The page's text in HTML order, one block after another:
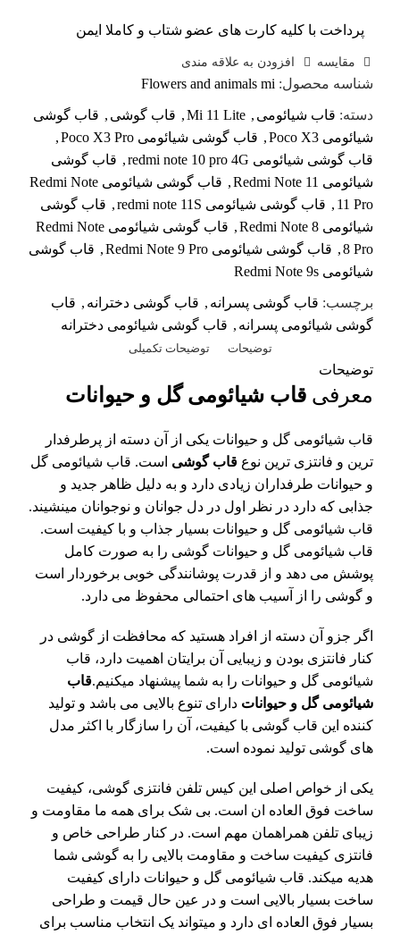
پرداخت با کلیه کارت های عضو شتاب و کاملا ایمن
مقايسه افزودن به علاقه مندی
شناسه محصول: Flowers and animals mi
دسته: قاب شیائومی ,
Mi 11 Lite
, قاب گوشی , قاب گوشی
شیائومی Poco X3
, قاب گوشی شیائومی Poco X3 Pro
,
قاب گوشی شیائومی redmi note 10 pro 4G
, قاب گوشی
شیائومی Redmi Note 11
,
قاب گوشی شیائومی Redmi Note
11 Pro
, قاب گوشی شیائومی redmi note 11S , قاب گوشی
شیائومی Redmi Note 8
,
قاب گوشی شیائومی Redmi Note
8 Pro
, قاب گوشی شیائومی Redmi Note 9 Pro , قاب گوشی
شیائومی Redmi Note 9s
برچسب: قاب گوشی پسرانه , قاب گوشی دخترانه , قاب
گوشی شیائومی پسرانه , قاب گوشی شیائومی دخترانه
توضیحات توضیحات تکمیلی
توضیحات
معرفی قاب شیائومی گل و حیوانات
قاب شیائومی گل و حیوانات یکی از آن دسته از پرطرفدار
ترین و فانتزی ترین نوع قاب گوشی است. قاب شیائومی گل
و حیوانات طرفداران زیادی دارد و به دلیل ظاهر جدید و
جذابی که دارد در نظر اول در دل جوانان و نوجوانان مینشیند.
قاب شیائومی گل و حیوانات بسیار جذاب و با کیفیت است.
قاب شیائومی گل و حیوانات گوشی را به صورت کامل
پوشش می دهد و از قدرت پوشانندگی خوبی برخوردار است
و گوشی را از آسیب های احتمالی محفوظ می دارد.
اگر جزو آن دسته از افراد هستید که محافظت از گوشی در
کنار فانتزی بودن و زیبایی آن برایتان اهمیت دارد، قاب
شیائومی گل و حیوانات را به شما پیشنهاد میکنیم.قاب
شیائومی گل و حیوانات دارای تنوع بالایی می باشد و تولید
کننده این قاب گوشی با کیفیت، آن را سازگار با اکثر مدل
های گوشی تولید نموده است.
یکی از خواص اصلی این کیس تلفن فانتزی گوشی، کیفیت
ساخت فوق العاده ان است. بی شک برای همه ما مقاومت و
زیبای تلفن همراهمان مهم است. در کنار طراحی خاص و
فانتزی کیفیت ساخت و مقاومت بالایی را به گوشی شما
هدیه میکند. قاب شیائومی گل و حیوانات دارای کیفیت
ساخت بسیار بالایی است و در عین حال قیمت و طراحی
بسیار فوق العاده ای دارد و میتواند یک انتخاب مناسب برای